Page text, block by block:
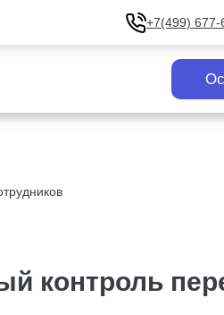
+7(499) 677-
контроль